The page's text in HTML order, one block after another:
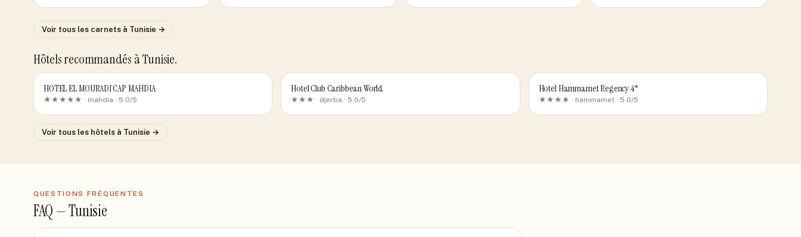
Voir tous les carnets à Tunisie →
Hôtels recommandés à Tunisie.
HOTEL EL MOURADI CAP MAHDIA
★★★★★ · mahdia · 5.0/5
Hotel Club Caribbean World
★★★ · djerba · 5.0/5
Hotel Hammamet Regency 4*
★★★★ · hammamet· 5.0/5
Voir tous les hôtels à Tunisie →
QUESTIONS FRÉQUENTES
FAQ —Tunisie